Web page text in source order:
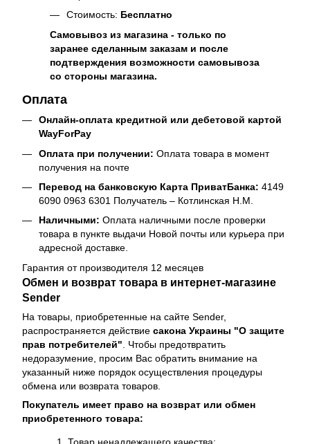
Стоимость: Бесплатно
Самовывоз из магазина - только по
заранее сделанным заказам и после
подтверждения возможности самовывоза
со стороны магазина.
Оплата
Онлайн-оплата кредитной или дебетовой картой
WayForPay
Оплата при получении: Оплата товара в момент
получения на почте
Перевод на банковскую Карта ПриватБанка: 4149
6090 0963 6301 Получатель – Котлинская Н.М.
Наличными: Оплата наличными после проверки
товара в пункте выдачи Новой почты или курьера при
адресной доставке.
Гарантия от производителя 12 месяцев
Обмен и возврат товара в интернет-магазине
Sender
На товары, приобретенные на сайте Sender,
распространяется действие cакона Украины "О защите
прав потребителей" . Чтобы предотвратить
недоразумение, просим Вас обратить внимание на
указанный ниже порядок осуществления процедуры
обмена или возврата товаров.
Покупатель имеет право на возврат или обмен
приобретенного товара: